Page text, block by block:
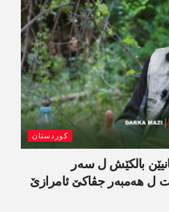
کوردستان
بالکێش ل سەر
ل ھەمبەر جڤاکێ ئامرازێ